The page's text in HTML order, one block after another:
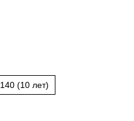
140 (10 лет)